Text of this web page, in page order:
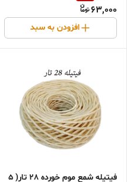
63,000
افزودن به سبد
فیتیله شمع موم خورده 28 تار( 5